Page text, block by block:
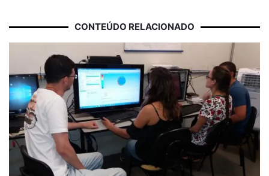
CONTEÚDO RELACIONADO